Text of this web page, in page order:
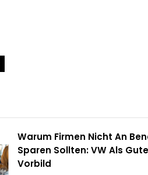
Warum Firmen Nicht An
Sparen Sollten: VW Als
Vorbild